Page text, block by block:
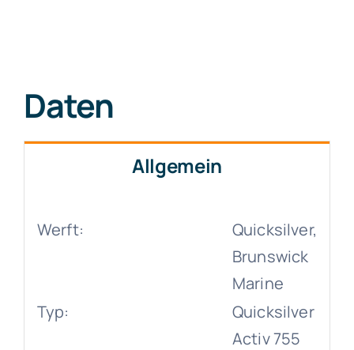
Daten
Allgemein
Werft:
Quicksilver,
Brunswick
Marine
Typ:
Quicksilver
Activ 755